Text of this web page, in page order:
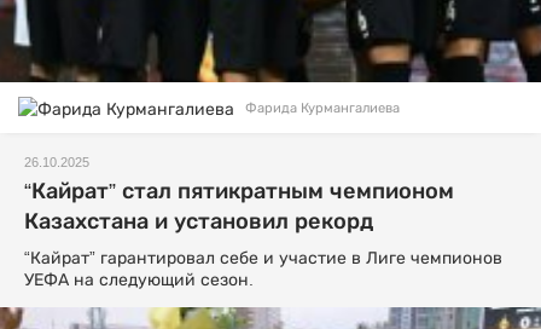
Фарида Курмангалиева
26.10.2025
“Кайрат” стал пятикратным чемпионом
Казахстана и установил рекорд
“Кайрат” гарантировал себе и участие в Лиге чемпионов
УЕФА на следующий сезон.